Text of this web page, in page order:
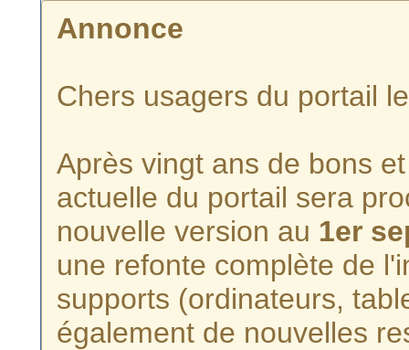
Annonce
Chers usagers du portail
Après vingt ans de bons
actuelle du portail sera
nouvelle version au 1er
une refonte complète de
supports (ordinateurs,
également de nouvelles